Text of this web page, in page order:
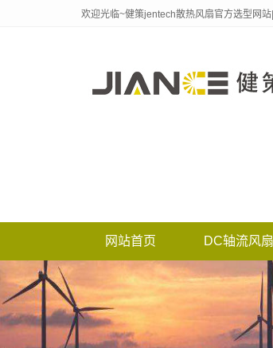
欢迎光临~健策jentech散热风扇官方选型网
网站首页 DC轴流风扇